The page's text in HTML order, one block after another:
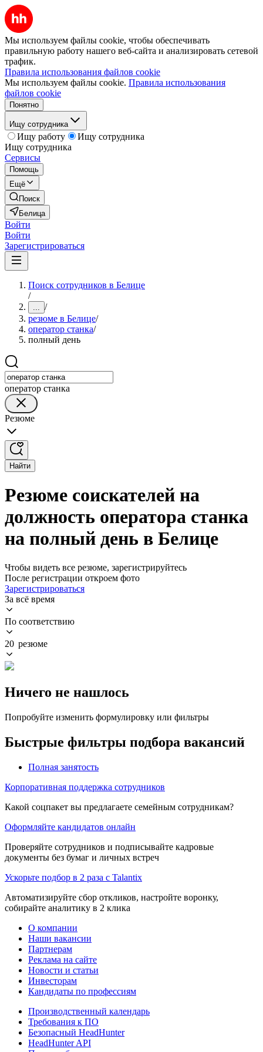
Мы используем файлы cookie, чтобы обеспечивать
правильную работу нашего веб-сайта и анализировать сетевой
трафик.
Правила использования файлов cookie
Мы используем файлы cookie. Правила использования
файлов cookie
Понятно
Ищу сотрудника
Ищу работу
Ищу сотрудника
Ищу сотрудника
Сервисы
Помощь
Ещё
Поиск
Белица
Войти
Войти
Зарегистрироваться
Поиск сотрудников в Белице
/
... /
резюме в Белице/
оператор станка/
полный день
оператор станка
Резюме
Найти
Резюме соискателей на
должность оператора станка
на полный день в Белице
Чтобы видеть все резюме, зарегистрируйтесь
После регистрации откроем фото
Зарегистрироваться
За всё время
По соответствию
20 резюме
Ничего не нашлось
Попробуйте изменить формулировку или фильтры
Быстрые фильтры подбора вакансий
Полная занятость
Корпоративная поддержка сотрудников
Какой соцпакет вы предлагаете семейным сотрудникам?
Оформляйте кандидатов онлайн
Проверяйте сотрудников и подписывайте кадровые
документы без бумаг и личных встреч
Ускорьте подбор в 2 раза с Talantix
Автоматизируйте сбор откликов, настройте воронку,
собирайте аналитику в 2 клика
О компании
Наши вакансии
Партнерам
Реклама на сайте
Новости и статьи
Инвесторам
Кандидаты по профессиям
Производственный календарь
Требования к ПО
Безопасный HeadHunter
HeadHunter API